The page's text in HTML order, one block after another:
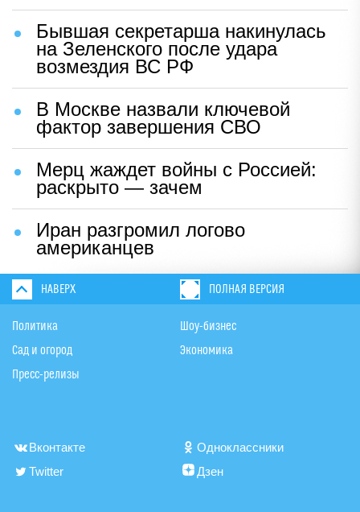
Бывшая секретарша накинулась
на Зеленского после удара
возмездия ВС РФ
В Москве назвали ключевой
фактор завершения СВО
Мерц жаждет войны с Россией:
раскрыто — зачем
Иран разгромил логово
американцев
НАВЕРХ ПОЛНАЯ ВЕРСИЯ
Политика
Сад и огород
Пресс-релизы
Шоу-бизнес
Экономика
Вконтакте
Одноклассники
Twitter
Дзен